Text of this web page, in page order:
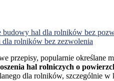
budowy hal dla rolników bez
rolników bez zezwolenia
przepisy, popularnie określane
hal rolniczych o
dla rolników, szczególnie